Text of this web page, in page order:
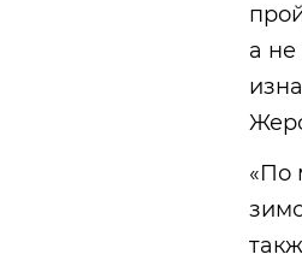
а
«По